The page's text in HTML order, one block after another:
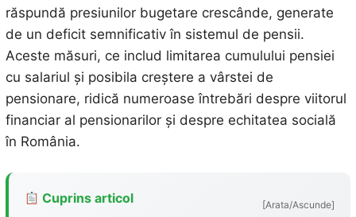
răspundă presiunilor bugetare crescânde, generate
de un deficit semnificativ în sistemul de pensii.
Aceste măsuri, ce includ limitarea cumulului pensiei
cu salariul și posibila creștere a vârstei de
pensionare, ridică numeroase întrebări despre viitorul
financiar al pensionarilor și despre echitatea socială
în România.
Cuprins articol [Arata/Ascunde]